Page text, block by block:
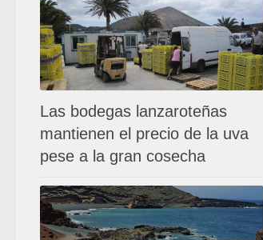
Las bodegas lanzaroteñas
mantienen el precio de la uva
pese a la gran cosecha